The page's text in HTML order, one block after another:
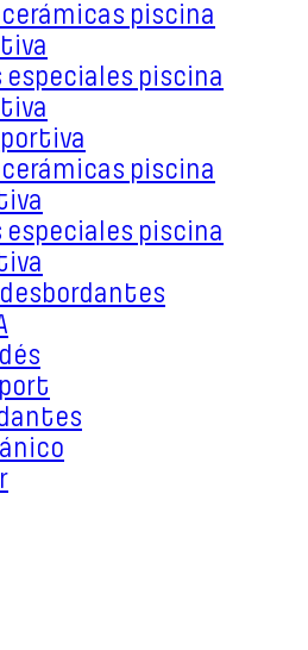
cerámicas piscina
especiales piscina
cerámicas piscina
especiales piscina